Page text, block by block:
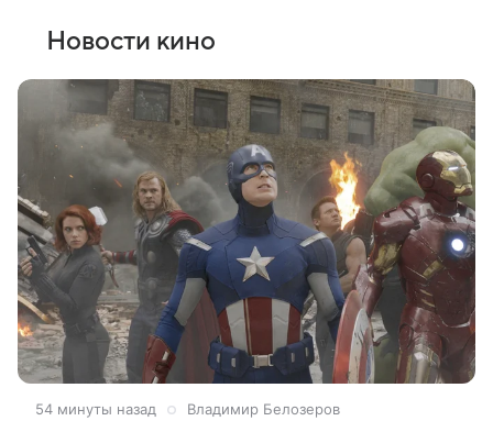
Новости кино
54 минуты назад Владимир Белозеров